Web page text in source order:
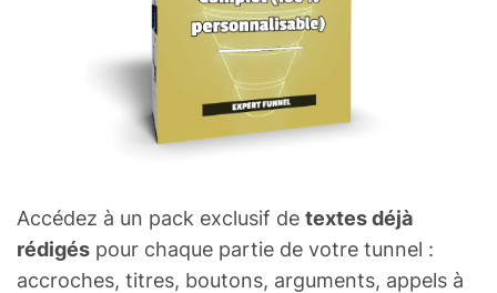
Accédez à un pack exclusif de textes déjà
rédigés pour chaque partie de votre tunnel :
accroches, titres, boutons, arguments, appels à